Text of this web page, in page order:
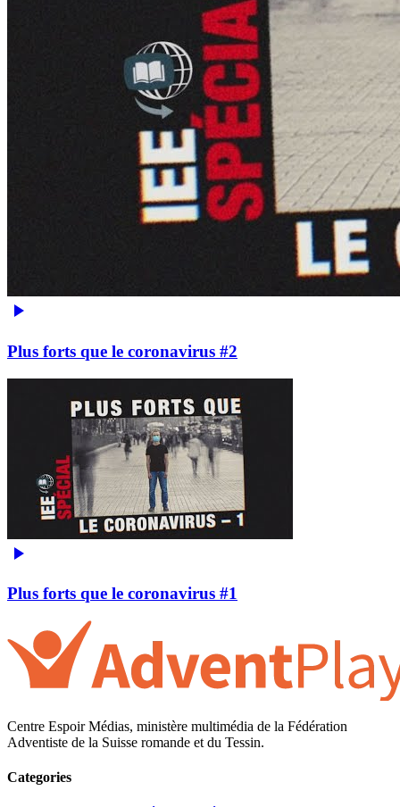
Plus forts que le coronavirus #2
Plus forts que le coronavirus #1
Centre Espoir Médias, ministère multimédia de la Fédération
Adventiste de la Suisse romande et du Tessin.
Categories